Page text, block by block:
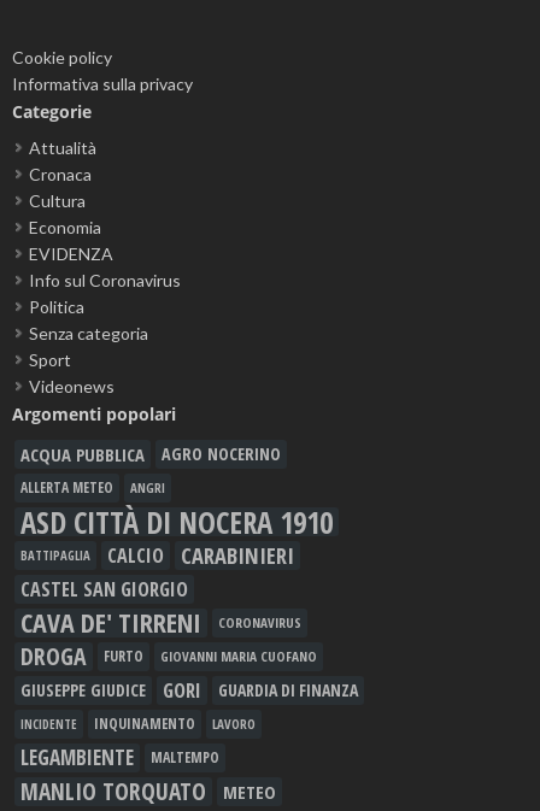
Cookie policy
Informativa sulla privacy
Categorie
Attualità
Cronaca
Cultura
Economia
EVIDENZA
Info sul Coronavirus
Politica
Senza categoria
Sport
Videonews
Argomenti popolari
ACQUA PUBBLICA AGRO NOCERINO
ALLERTA METEO ANGRI
ASD CITTÀ DI NOCERA 1910
BATTIPAGLIA CALCIO CARABINIERI
CASTEL SAN GIORGIO
CAVA DE' TIRRENI CORONAVIRUS
DROGA FURTO GIOVANNI MARIA CUOFANO
GIUSEPPE GIUDICE GORI GUARDIA DI FINANZA
INCIDENTE INQUINAMENTO LAVORO
LEGAMBIENTE MALTEMPO
MANLIO TORQUATO METEO